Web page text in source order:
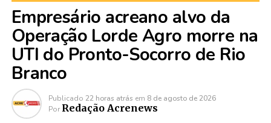
Empresário acreano alvo da
Operação Lorde Agro morre na
UTI do Pronto-Socorro de Rio
Branco
Publicado 22 horas atrás em 8 de agosto de 2026
Por Redação Acrenews